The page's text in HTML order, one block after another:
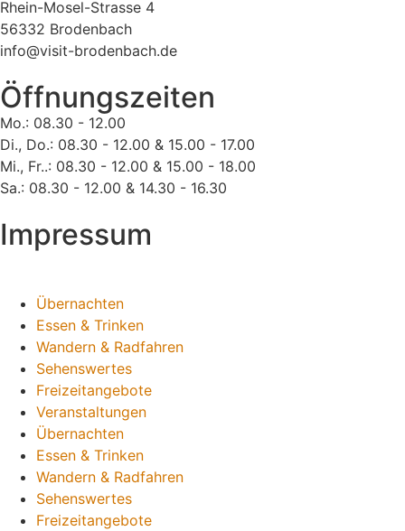
Rhein-Mosel-Strasse 4
56332 Brodenbach
info@visit-brodenbach.de
Öffnungszeiten
Mo.: 08.30 - 12.00
Di., Do.: 08.30 - 12.00 & 15.00 - 17.00
Mi., Fr..: 08.30 - 12.00 & 15.00 - 18.00
Sa.: 08.30 - 12.00 & 14.30 - 16.30
Impressum
Übernachten
Essen & Trinken
Wandern & Radfahren
Sehenswertes
Freizeitangebote
Veranstaltungen
Übernachten
Essen & Trinken
Wandern & Radfahren
Sehenswertes
Freizeitangebote